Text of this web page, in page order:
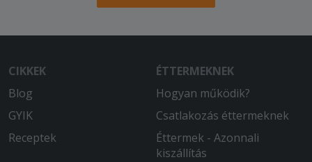
CIKKEK
Blog
GYIK
Receptek
ÉTTERMEKNEK
Hogyan működik?
Csatlakozás éttermeknek
Éttermek - Azonnali
kiszállítás